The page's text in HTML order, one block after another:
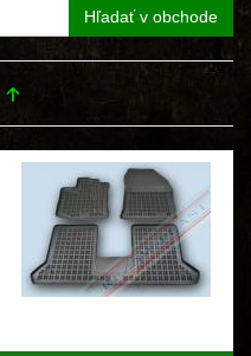
Hľadať v obchode